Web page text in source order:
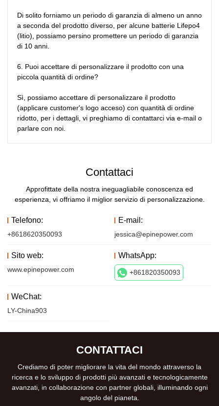
Di solito forniamo un periodo di garanzia di almeno un anno
a seconda del prodotto diverso, per alcune batterie Lifepo4
(litio), possiamo persino promettere un periodo di garanzia
di 10 anni.
6. Puoi accettare di personalizzare il prodotto con una
piccola quantità di ordine?
Sì, possiamo accettare di personalizzare il prodotto
(applicare customer's logo acceso) con quantità di ordine
ridotto, per i dettagli, vi preghiamo di contattarci via e-mail o
parlare con noi.
Contattaci
Approfittate della nostra ineguagliabile conoscenza ed
esperienza, vi offriamo il miglior servizio di personalizzazione.
Telefono:
+8618620350093
E-mail:
jessica@epinepower.com
Sito web:
www.epinepower.com
WhatsApp:
+861820350093
WeChat:
LY-China903
CONTATTACI
Crediamo di poter migliorare la vita del mondo attraverso la
ricerca e lo sviluppo di prodotti più avanzati e tecnologicamente
avanzati, in collaborazione con partner globali, illuminando ogni
angolo del pianeta.